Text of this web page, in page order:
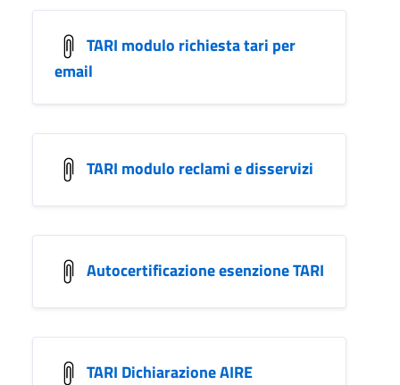
TARI modulo richiesta tari per
email
TARI modulo reclami e disservizi
Autocertificazione esenzione TARI
TARI Dichiarazione AIRE